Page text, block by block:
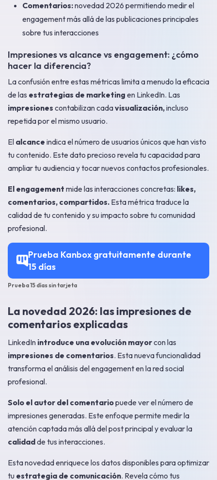
Comentarios:novedad 2026 permitiendo medir el
engagement más allá de las publicaciones principales
sobre tus interacciones
Impresiones vs alcance vs engagement: ¿cómo
hacer la diferencia?
La confusión entre estas métricas limita a menudo la eficacia
de las estrategias de marketing en LinkedIn. Las
impresiones contabilizan cadavisualización,incluso
repetida por el mismo usuario.
El alcance indica el número de usuarios únicos que han visto
tu contenido. Este dato precioso revela tu capacidad para
ampliar tu audiencia y tocar nuevos contactos profesionales.
El engagement mide las interacciones concretas: likes,
comentarios, compartidos. Esta métrica traduce la
calidad de tu contenido y su impacto sobre tu comunidad
profesional.
Prueba Kanbox gratuitamente durante
15 días
Prueba 15 días sin tarjeta
La novedad 2026: las impresiones de
comentarios explicadas
LinkedIn introduce una evolución mayorcon las
impresiones de comentarios. Esta nueva funcionalidad
transforma el análisis del engagement en la red social
profesional.
Solo el autor del comentariopuede ver el número de
impresiones generadas. Este enfoque permite medir la
atención captada más allá del post principal y evaluar la
calidadde tus interacciones.
Esta novedad enriquece los datos disponibles para optimizar
tu estrategia de comunicación. Revela cómo tus